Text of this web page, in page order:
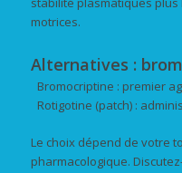
motrices.
Alternatives :
Bromocriptine : premier
Rotigotine (patch) :
Le choix dépend de votre
pharmacologique.